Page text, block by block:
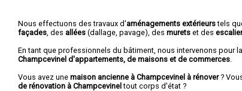
Nous effectuons des travaux d'aménagements extérieurstels
façades , des allées (dallage, pavage), des murets et des
En tant que professionnels du bâtiment, nous intervenons pour la
Champcevinel d'appartements, de maisons et de commerces
Vous avez une maison ancienne à Champcevinel à rénover?
de rénovation à Champcevineltout corps d'état ?